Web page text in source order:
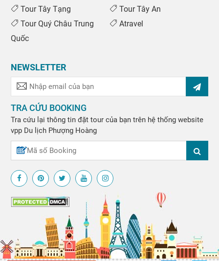
Tour Tây Tạng
Tour Tây An
Tour Quý Châu Trung
Quốc
Atravel
NEWSLETTER
TRA CỨU BOOKING
Tra cứu lại thông tin đặt tour của bạn trên hệ thống website
vpp Du lịch Phượng Hoàng